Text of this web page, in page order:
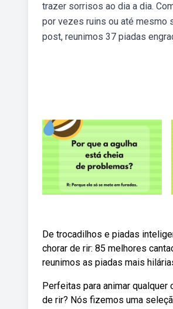
trazer sorrisos ao dia a dia.
por vezes ruins ou até mesmo
post, reunimos 37 piadas
De trocadilhos e piadas
chorar de rir: 85 melhores
reunimos as piadas mais
Perfeitas para animar
de rir? Nós fizemos uma